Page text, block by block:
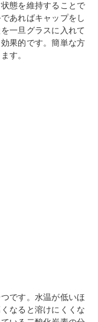
態を維持することで
あればキャップをし
一旦グラスに入れて
果的です。簡単な方
す。
です。水温が低いほ
なると溶けにくくな